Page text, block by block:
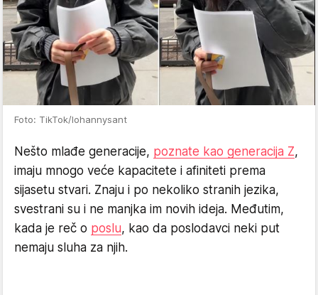
Foto: TikTok/lohannysant
Nešto mlađe generacije, poznate kao generacija Z,
imaju mnogo veće kapacitete i afiniteti prema
sijasetu stvari. Znaju i po nekoliko stranih jezika,
svestrani su i ne manjka im novih ideja. Međutim,
kada je reč o poslu, kao da poslodavci neki put
nemaju sluha za njih.